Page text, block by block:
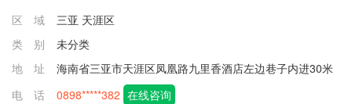
区 域 三亚 天涯区
类 别
未分类
地 址
海南省三亚市天涯区凤凰路九里香酒店左边巷子内进30米
电 话
0898*****382 在线咨询